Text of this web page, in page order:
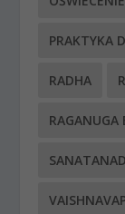
PRAKTYKA
RADHA
RAGANUGA